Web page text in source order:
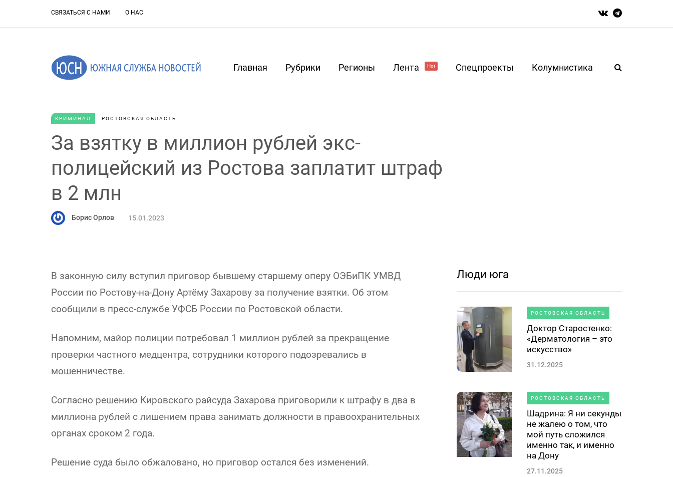
СВЯЗАТЬСЯ С НАМИ О НАС
Главная Рубрики Регионы Лента Hot Спецпроекты Колумнистика
КРИМИНАЛ РОСТОВСКАЯ ОБЛАСТЬ
За взятку в миллион рублей экс-
полицейский из Ростова заплатит штраф
в 2 млн
Борис Орлов 15.01.2023
В законную силу вступил приговор бывшему старшему оперу ОЭБиПК УМВД
России по Ростову-на-Дону Артёму Захарову за получение взятки. Об этом
сообщили в пресс-службе УФСБ России по Ростовской области.
Напомним, майор полиции потребовал 1 миллион рублей за прекращение
проверки частного медцентра, сотрудники которого подозревались в
мошенничестве.
Согласно решению Кировского райсуда Захарова приговорили к штрафу в два в
миллиона рублей с лишением права занимать должности в правоохранительных
органах сроком 2 года.
Решение суда было обжаловано, но приговор остался без изменений.
Люди юга
РОСТОВСКАЯ ОБЛАСТЬ
Доктор Старостенко:
«Дерматология – это
искусство»
31.12.2025
РОСТОВСКАЯ ОБЛАСТЬ
Шадрина: Я ни секунды
не жалею о том, что
мой путь сложился
именно так, и именно
на Дону
27.11.2025